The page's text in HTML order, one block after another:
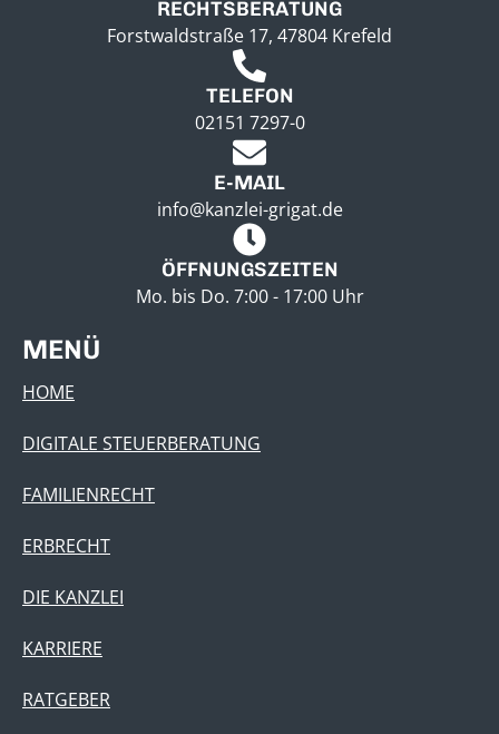
RECHTSBERATUNG
Forstwaldstraße 17, 47804 Krefeld
TELEFON
02151 7297-0
E-MAIL
info@kanzlei-grigat.de
ÖFFNUNGSZEITEN
Mo. bis Do. 7:00 - 17:00 Uhr
MENÜ
HOME
DIGITALE STEUERBERATUNG
FAMILIENRECHT
ERBRECHT
DIE KANZLEI
KARRIERE
RATGEBER